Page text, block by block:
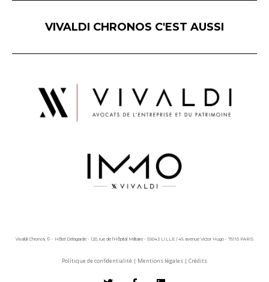
VIVALDI CHRONOS C'EST AUSSI
Vivaldi Chronos © - Hôtel Delagarde - 120, rue de l'Hôpital Militaire - 59043 LILLE / 45 avenue Victor Hugo - 75116 PARIS
Politique de confidentialité | Mentions légales | Crédits